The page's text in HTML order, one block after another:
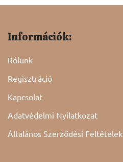
Információk:
Rólunk
Regisztráció
Kapcsolat
Adatvédelmi Nyilatkozat
Általános Szerződési Feltételek